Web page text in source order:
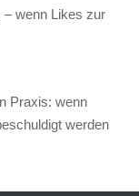
– wenn Likes zur
Praxis: wenn
werden